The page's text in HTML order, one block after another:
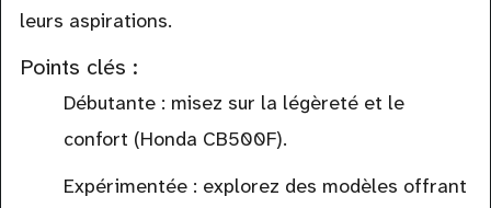
leurs aspirations.
Points clés :
Débutante : misez sur la légèreté et le
confort (Honda CB500F).
Expérimentée : explorez des modèles offrant